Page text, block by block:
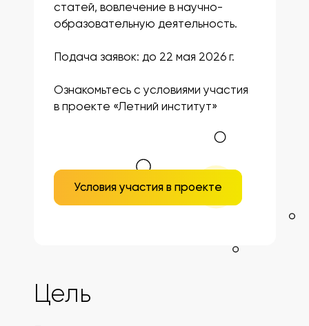
статей, вовлечение в научно-
образовательную деятельность.
Подача заявок: до 22 мая 2026 г.
Ознакомьтесь с условиями участия
в проекте «Летний институт»
Условия участия в проекте
Цель